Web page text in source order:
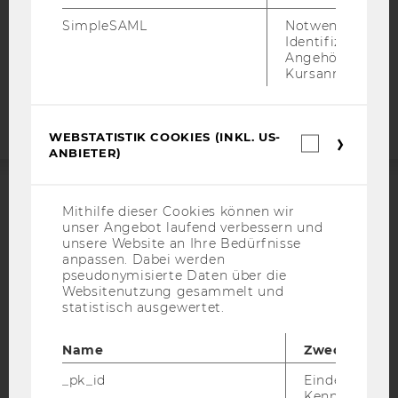
COOKIE EINSTELLUNGEN
Barrierefreiheitserklärung
ACCREDITED BY:
EQUIS AACSB
AMBA
SimpleSAML
Notwendig zur
Identifizierung
Angehörige/r für
Kursanmeldung.
WEBSTATISTIK COOKIES (INKL. US-
ANBIETER)
Mithilfe dieser Cookies können wir
unser Angebot laufend verbessern und
unsere Website an Ihre Bedürfnisse
anpassen. Dabei werden
pseudonymisierte Daten über die
Websitenutzung gesammelt und
statistisch ausgewertet.
Name
Zweck
_pk_id
Eindeutige